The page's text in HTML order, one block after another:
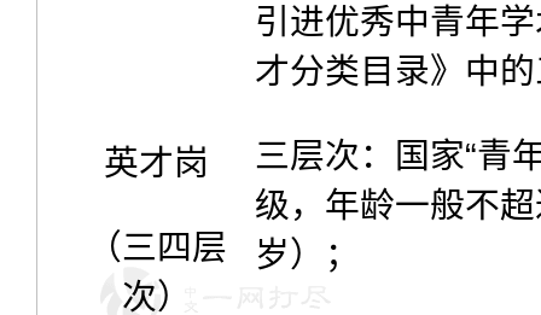
英才岗
（三四层
次）
引进优秀中青年
才分类目录》中
三层次：国家“青
级，年龄一般不
岁）；